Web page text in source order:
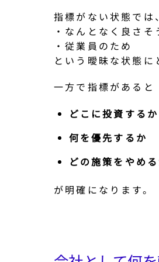
指標がない状態では、
・なんとなく良さそ
・従業員のため
という曖昧な状態に
一方で指標があると
どこに投資するか
何を優先するか
どの施策をやめ
が明確になります。